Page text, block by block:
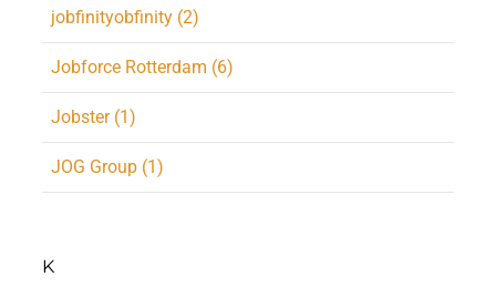
jobfinityobfinity (2)
Jobforce Rotterdam (6)
Jobster (1)
JOG Group (1)
K